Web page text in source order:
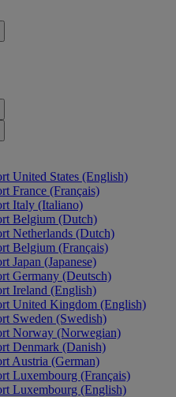
United States (English)
France (Français)
Italy (Italiano)
Belgium (Dutch)
Netherlands (Dutch)
Belgium (Français)
Japan (Japanese)
Germany (Deutsch)
Ireland (English)
United Kingdom (English)
Sweden (Swedish)
Norway (Norwegian)
Denmark (Danish)
Austria (German)
Luxembourg (Français)
Luxembourg (English)